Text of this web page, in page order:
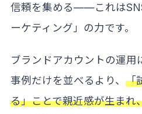
信頼を集める——これは
ーケティング」の力です。
ブランドアカウントの運用
事例だけを並べるより、 「
る」ことで親近感が生まれ